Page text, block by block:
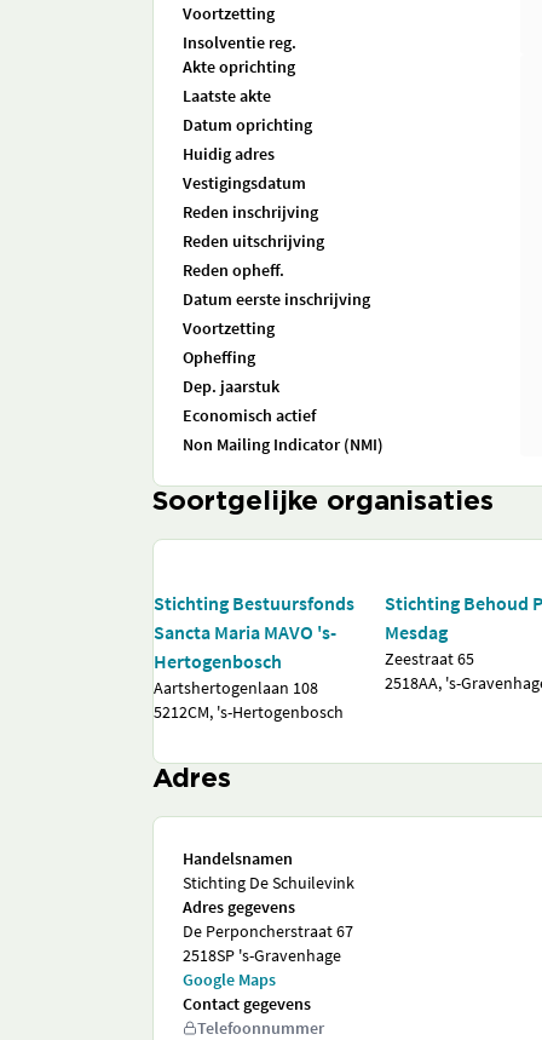
Voortzetting
Insolventie reg.
Akte oprichting
Laatste akte
Datum oprichting
Huidig adres
Vestigingsdatum
Reden inschrijving
Reden uitschrijving
Reden opheff.
Datum eerste inschrijving
Voortzetting
Opheffing
Dep. jaarstuk
Economisch actief
Non Mailing Indicator (NMI)
Soortgelijke organisaties
Stichting Bestuursfonds
Sancta Maria MAVO 's-
Hertogenbosch
Aartshertogenlaan 108
5212CM, 's-Hertogenbosch
Stichting Behoud
Mesdag
Zeestraat 65
2518AA, 's-
Adres
Handelsnamen
Stichting De Schuilevink
Adres gegevens
De Perponcherstraat 67
2518SP 's-Gravenhage
Google Maps
Contact gegevens
Telefoonnummer